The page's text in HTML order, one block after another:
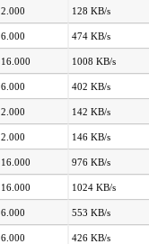
2.000 128 KB/s
6.000 474 KB/s
16.000 1008 KB/s
6.000 402 KB/s
2.000 142 KB/s
2.000 146 KB/s
16.000 976 KB/s
16.000 1024 KB/s
6.000 553 KB/s
6.000 426 KB/s